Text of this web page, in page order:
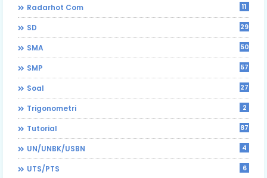
Radarhot Com 11
SD 29
SMA 50
SMP 57
Soal 27
Trigonometri 2
Tutorial 87
UN/UNBK/USBN 4
UTS/PTS 6